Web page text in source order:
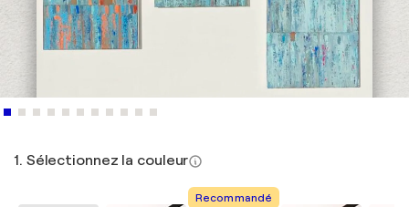
1. Sélectionnez la couleur
Recommandé